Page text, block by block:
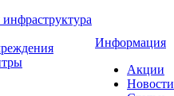
Информация
Акции
Новости